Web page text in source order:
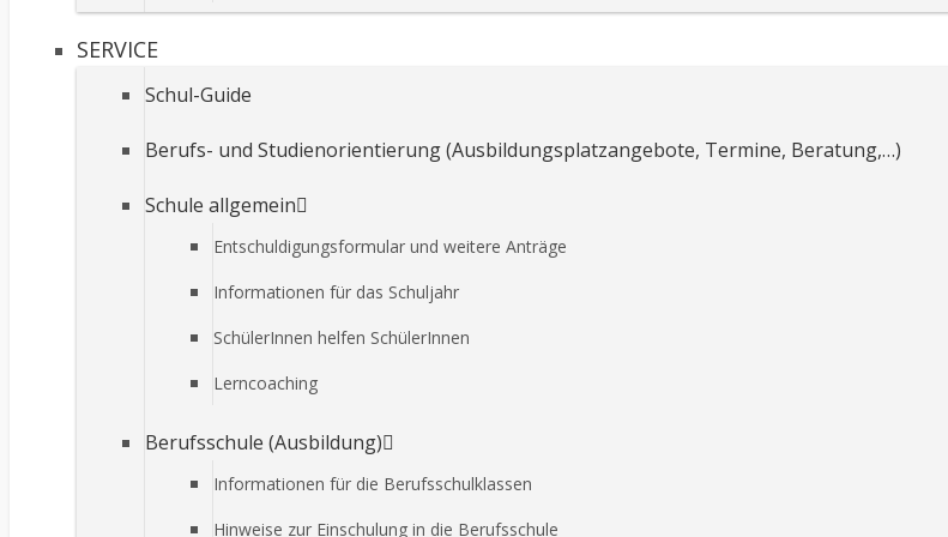
SERVICE
Schul-Guide
Berufs- und Studienorientierung (Ausbildungsplatzangebote, Termine, Beratung,…)
Schule allgemein
Entschuldigungsformular und weitere Anträge
Informationen für das Schuljahr
SchülerInnen helfen SchülerInnen
Lerncoaching
Berufsschule (Ausbildung)
Informationen für die Berufsschulklassen
Hinweise zur Einschulung in die Berufsschule